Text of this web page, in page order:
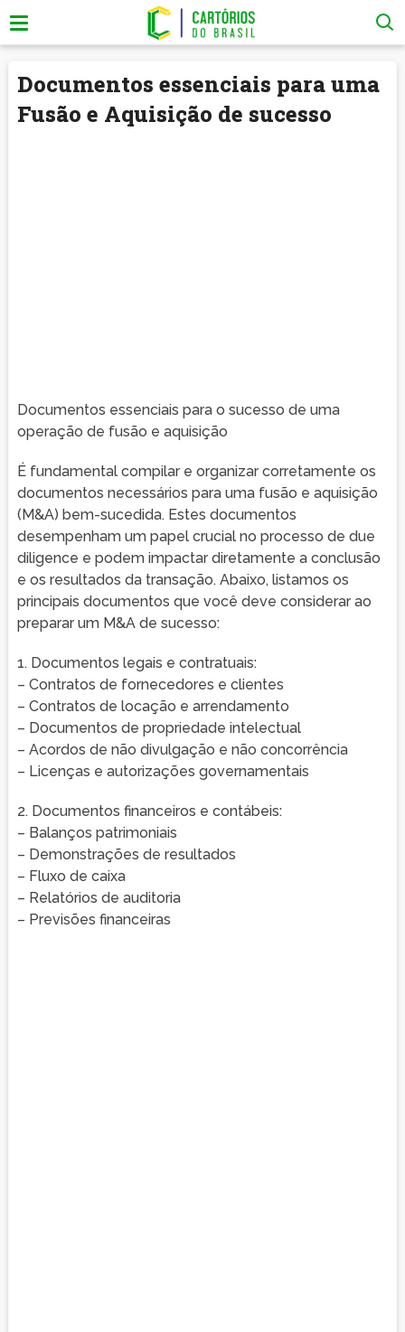
Documentos essenciais para uma
Fusão e Aquisição de sucesso
Documentos essenciais para o sucesso de uma
operação de fusão e aquisição
É fundamental compilar e organizar corretamente os
documentos necessários para uma fusão e aquisição
(M&A) bem-sucedida. Estes documentos
desempenham um papel crucial no processo de due
diligence e podem impactar diretamente a conclusão
e os resultados da transação. Abaixo, listamos os
principais documentos que você deve considerar ao
preparar um M&A de sucesso:
1. Documentos legais e contratuais:
– Contratos de fornecedores e clientes
– Contratos de locação e arrendamento
– Documentos de propriedade intelectual
– Acordos de não divulgação e não concorrência
– Licenças e autorizações governamentais
2. Documentos financeiros e contábeis:
– Balanços patrimoniais
– Demonstrações de resultados
– Fluxo de caixa
– Relatórios de auditoria
– Previsões financeiras